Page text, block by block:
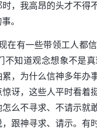
，我高昂的头才不
。
在有一些带领工人都
不知道观念想象不是
，为什么信神多年
讶，这些人平时看
么不寻求、不请示
跟神寻求、请示。